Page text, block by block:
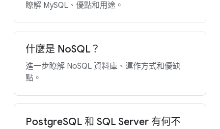
瞭解 MySQL、優點和用途。
什麼是 NoSQL？
進一步瞭解 NoSQL 資料庫、運作方式和優缺
點。
PostgreSQL 和 SQL Server 有何不